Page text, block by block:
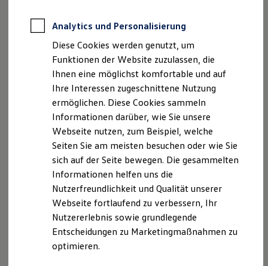
Zertifizierte Gebrauchtwagen
Für Privatkunden
Für Gewerbekunden
Leasing
Für Privatkunden
Für Gewerbekunden
Versicherungen & Garantien
Garantien
Kfz-Versicherung für Nutzfahrzeuge
Restschuldversicherung
Wartungsverträge
Besitzer & Service
Reparatur & Service
Sommer-Special
Reparatur, Pflege & Inspektion
Servicetermin anfragen
Service-Vorteile bei Volkswagen Nutzfahrzeuge
ServicePlus
Economy Service
Räder & Reifen Service
Ersatzfahrzeuge
Analytics und Personalisierung
Diese Cookies werden genutzt, um
Funktionen der Website zuzulassen, die
Ihnen eine möglichst komfortable und auf
Ihre Interessen zugeschnittene Nutzung
ermöglichen. Diese Cookies sammeln
Informationen darüber, wie Sie unsere
Webseite nutzen, zum Beispiel, welche
Seiten Sie am meisten besuchen oder wie Sie
sich auf der Seite bewegen. Die gesammelten
Informationen helfen uns die
Nutzerfreundlichkeit und Qualität unserer
Webseite fortlaufend zu verbessern, Ihr
Nutzererlebnis sowie grundlegende
Entscheidungen zu Marketingmaßnahmen zu
optimieren.